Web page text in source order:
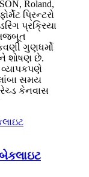
Roland,
પ્રિન્ટરો
પ્રક્રિયા
ગુણધર્મો
શોષણ છે.
સમય
કેનવાસ